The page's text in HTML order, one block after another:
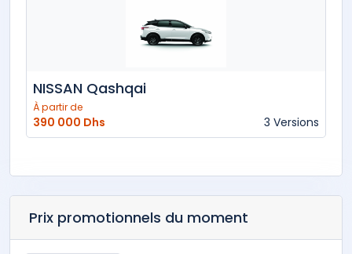
NISSAN Qashqai
À partir de
390 000 Dhs 3 Versions
Prix promotionnels du moment